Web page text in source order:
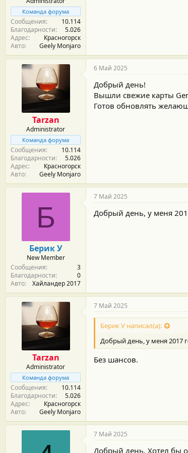
Команда форума
Сообщения
10.114
Благодарности
5.026
Адрес
Красногорск
Авто
Geely Monjaro
Tarzan
Administrator
Команда форума
Сообщения
10.114
Благодарности
5.026
Адрес
Красногорск
Авто
Geely Monjaro
6 Май 2025
Добрый день!
Вышли свежие карты
Готов обновлять
Б
Берик У
New Member
Сообщения
3
Благодарности
0
Авто
Хайландер 2017
7 Май 2025
Добрый день, у меня
Tarzan
Administrator
Команда форума
Сообщения
10.114
Благодарности
5.026
Адрес
Красногорск
Авто
Geely Monjaro
7 Май 2025
Берик У написал(а):
Добрый день, у меня 2017
Без шансов.
7 Май 2025
Добрый день. Хотел бы